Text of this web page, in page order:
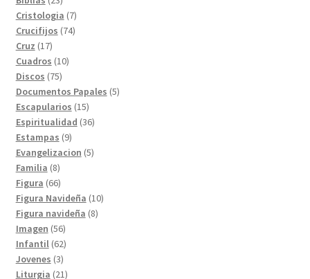
productos
Cristologia 77
productos
Crucifijos 7474
Cruz 1717
productos
Cuadros 1010
Discos 7575
productos
Documentos Papales 55
Escapularios 1515
productos
Espiritualidad 3636
Estampas 99
productos
Evangelizacion 55
Familia 88
productos
Figura 6666
productos
Figura Navideña 1010
Figura navideña 88
Imagen 5656
productos
Infantil 6262
productos
Jovenes 33
productos
Liturgia 2121